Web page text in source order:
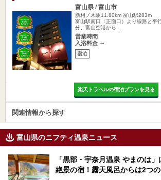
富山県 / 富山市
新相ノ木駅11.80km 富山駅283m
富山駅南口〈正面口）より線路と平
分、富山空港から…
営業時間
入浴料金 ～
宿泊
楽天トラベルの宿泊プランを見る
関連情報から探す
富山県のニフティ温泉ニュース
「黒部・宇奈月温泉 やまのは
絶景の宿！露天風呂からは2つ